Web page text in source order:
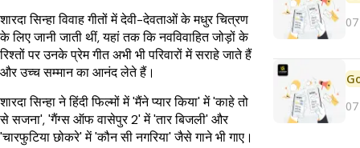
शारदा सिन्हा विवाह गीतों में देवी-देवताओं के मधुर चित्रण
के लिए जानी जाती थीं, यहां तक ​​कि नवविवाहित जोड़ों के
रिश्तों पर उनके प्रेम गीत अभी भी परिवारों में सराहे जाते हैं
और उच्च सम्मान का आनंद लेते हैं।
शारदा सिन्हा ने हिंदी फिल्मों में 'मैंने प्यार किया' में 'काहे तो
से सजना', 'गैंग्स ऑफ वासेपुर 2' में 'तार बिजली' और
'चारफुटिया छोकरे' में 'कौन सी नगरिया' जैसे गाने भी गाए।